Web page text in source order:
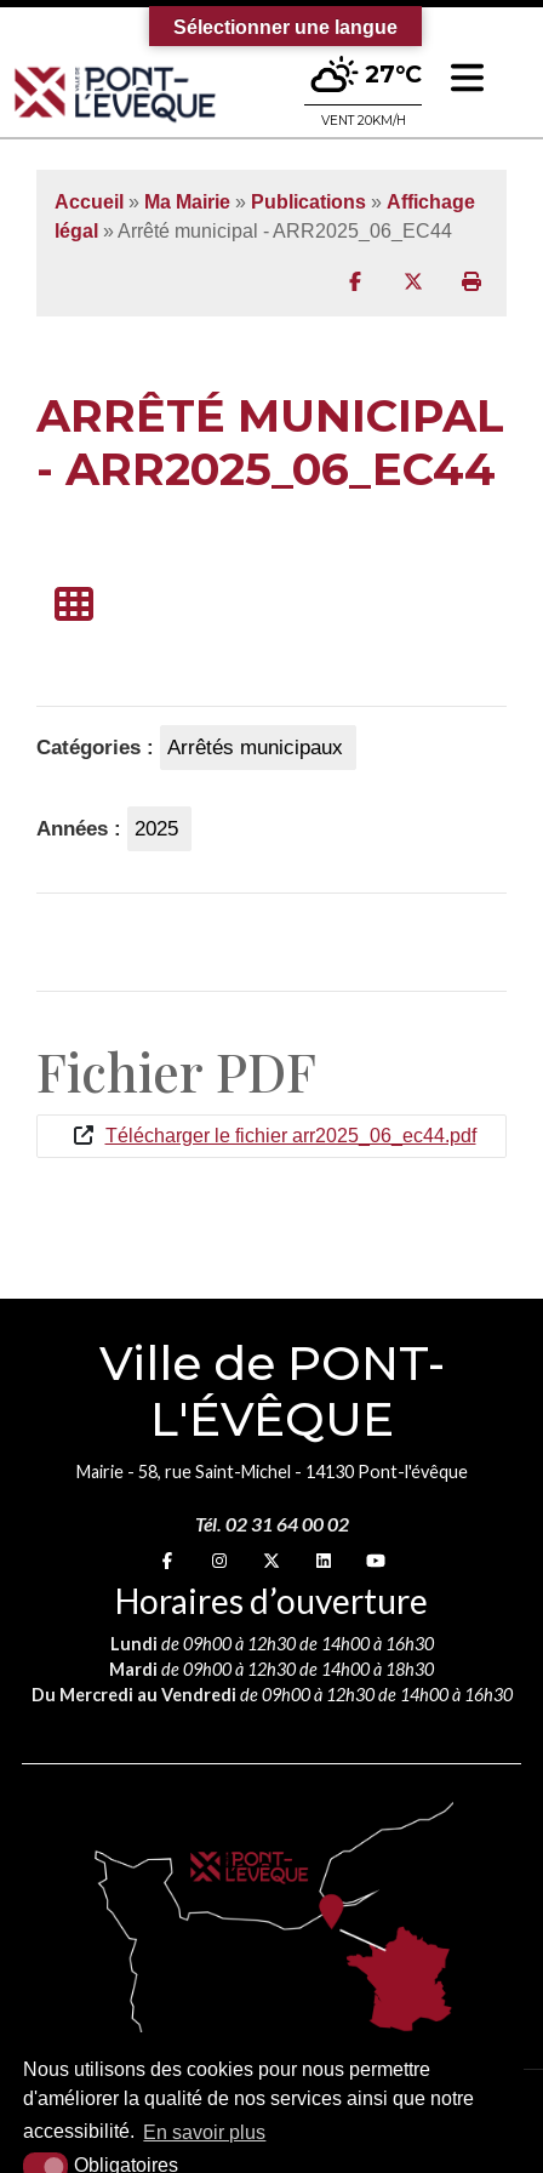
Nous utilisons des cookies pour nous permettre
d'améliorer la qualité de nos services ainsi que notre
accessibilité. En savoir plus
Obligatoires
Bienvenue sur le site officiel de la
27°C
VENT 20KM/H
Accueil » Ma Mairie » Publications » Affichage
légal » Arrêté municipal - ARR2025_06_EC44
Partager surPartager sur
ARRÊTÉ MUNICIPAL
- ARR2025_06_EC44
Catégories : Arrêtés municipaux
Années : 2025
Fichier PDF
Télécharger le fichier arr2025_06_ec44.pdf
Ville de PONT-
L'ÉVÊQUE
Mairie - 58, rue Saint-Michel - 14130 Pont-l'évêque
Tél. 02 31 64 00 02
Suivez-nous sur
Suivez-nous sur
Suivez-nous sur
Suivez-nous sur
Suivez-nous sur
Horaires d’ouverture
Lundi de 09h00 à 12h30 de 14h00 à 16h30
Mardi de 09h00 à 12h30 de 14h00 à 18h30
Du Mercredi au Vendredi de 09h00 à 12h30 de 14h00 à 16h30
PLAN DU SITE MENTIONS LÉGALES ACCESSIBILITÉ
Sélectionner une langue